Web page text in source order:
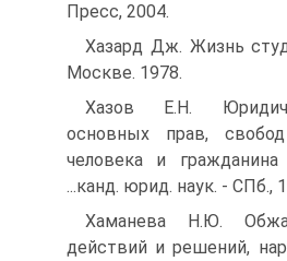
Пресс, 2004.
Хазард Дж. Жизнь
Москве. 1978.
Хазов Е.Н.
основных прав,
человека и
...канд. юрид. наук. - СПб.,
Хаманева Н.Ю.
действий и решений,